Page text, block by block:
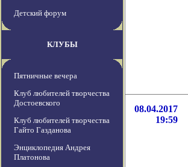
Детский форум
КЛУБЫ
Пятничные вечера
Клуб любителей творчества
Достоевского
Клуб любителей творчества
Гайто Газданова
Энциклопедия Андрея
Платонова
08.04.2017
19:59